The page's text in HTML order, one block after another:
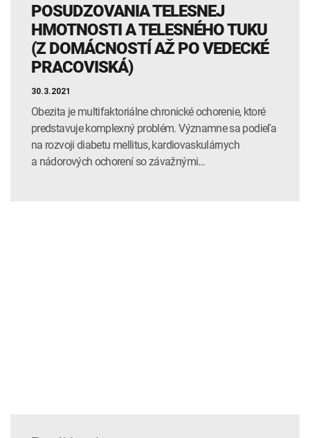
POSUDZOVANIA TELESNEJ
HMOTNOSTI A TELESNÉHO TUKU
(Z DOMÁCNOSTÍ AŽ PO VEDECKÉ
PRACOVISKÁ)
30.3.2021
Obezita je multifaktoriálne chronické ochorenie, ktoré
predstavuje komplexný problém. Významne sa podieľa
na rozvoji diabetu mellitus, kardiovaskulárnych
a nádorových ochorení so závažnými…